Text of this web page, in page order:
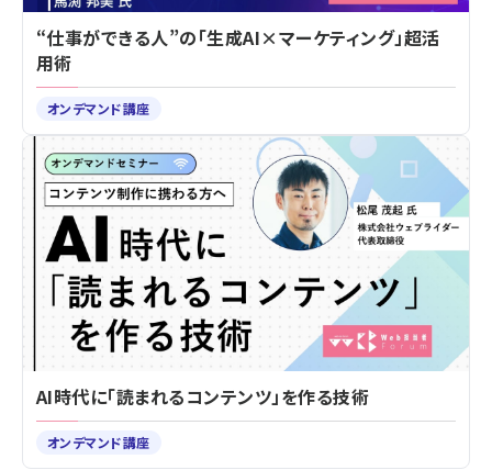
“仕事ができる人”の「生成AI×マーケティング」超活
用術
オンデマンド講座
AI時代に「読まれるコンテンツ」を作る技術
オンデマンド講座